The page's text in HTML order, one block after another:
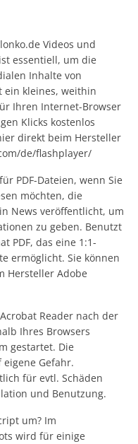
Videos und
essentiell, um die
Inhalte von
ein kleines, weithin
Ihren Internet-Browser
Klicks kostenlos
direkt beim Hersteller
de/flashplayer/
PDF-Dateien, wenn Sie
möchten, die
News veröffentlicht, um
zu geben. Benutzt
PDF, das eine 1:1-
ermöglicht. Sie können
Hersteller Adobe
Reader nach der
Ihres Browsers
gestartet. Die
Gefahr.
für evtl. Schäden
und Benutzung.
um? Im
wird für einige